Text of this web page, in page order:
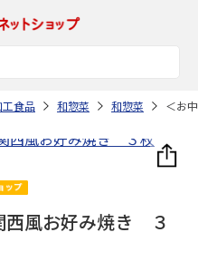
工食品 和惣菜 和惣菜 ＜お
西風お好み焼き ３